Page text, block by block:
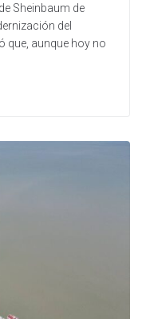
Sheinbaum de
del
que, aunque hoy no